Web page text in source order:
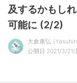
及するかもし
可能に (2/2)
大倉康弘
公開日 2021/3/21(